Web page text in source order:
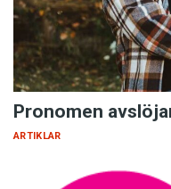
Pronomen
ARTIKLAR